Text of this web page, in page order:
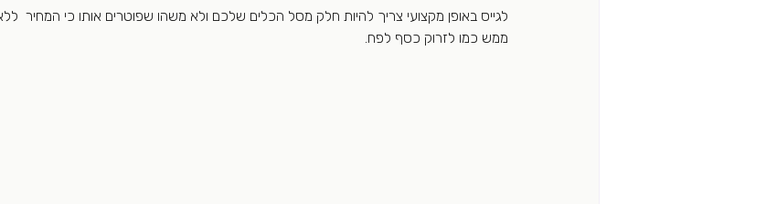
לגייס באופן מקצועי צריך להיות חלק מסל הכלים שלכם ולא משהו שפוטרים אותו כי המחיר
ממש כמו לזרוק כסף לפח.